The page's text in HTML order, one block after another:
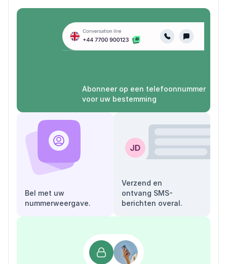
Abonneer op een telefoonnummer
voor uw bestemming
Bel met uw
nummerweergave.
Verzend en
ontvang SMS-
berichten overal.